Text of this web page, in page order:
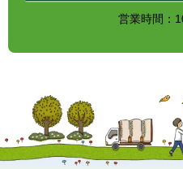
営業時間：